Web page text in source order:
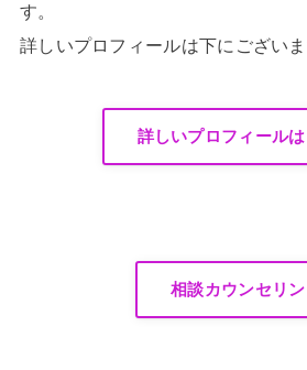
す。
詳しいプロフィールは下にございま
詳しいプロフィール
相談カウンセリ